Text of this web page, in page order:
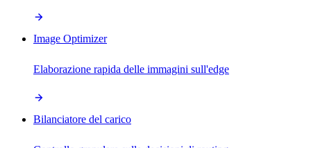
Image Optimizer
Elaborazione rapida delle immagini sull'edge
Bilanciatore del carico